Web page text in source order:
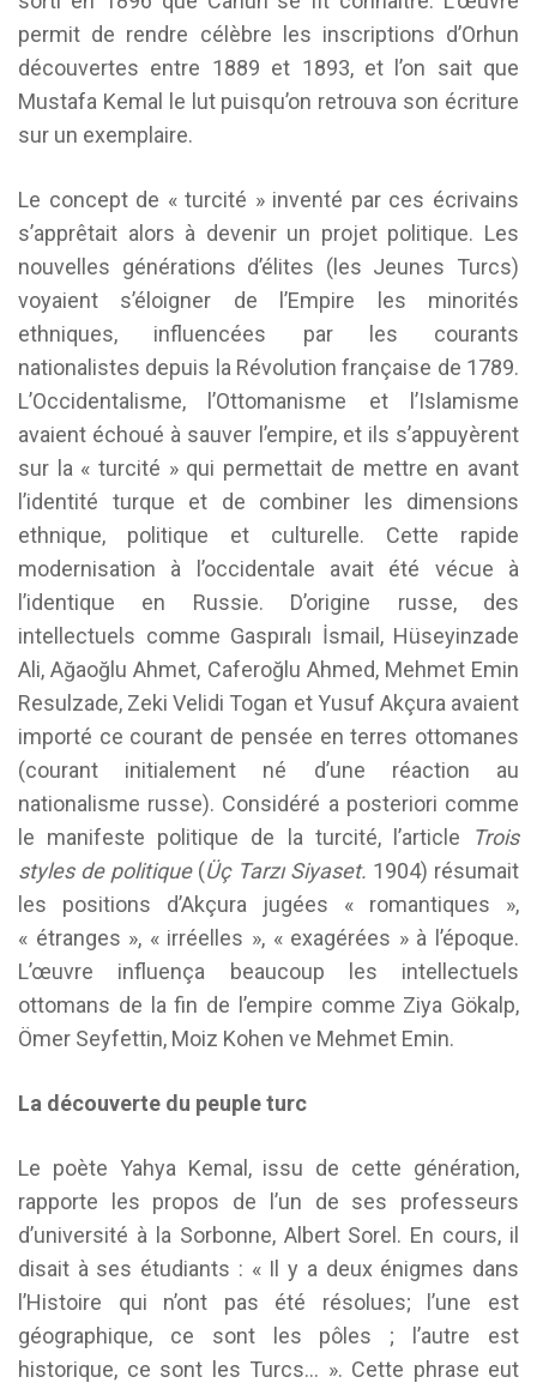
permit de rendre célèbre les inscriptions d’Orhun
découvertes entre 1889 et 1893, et l’on sait que
Mustafa Kemal le lut puisqu’on retrouva son écriture
sur un exemplaire.
Le concept de « turcité » inventé par ces écrivains
s’apprêtait alors à devenir un projet politique. Les
nouvelles générations d’élites (les Jeunes Turcs)
voyaient s’éloigner de l’Empire les minorités
ethniques, influencées par les courants
nationalistes depuis la Révolution française de 1789.
L’Occidentalisme, l’Ottomanisme et l’Islamisme
avaient échoué à sauver l’empire, et ils s’appuyèrent
sur la « turcité » qui permettait de mettre en avant
l’identité turque et de combiner les dimensions
ethnique, politique et culturelle. Cette rapide
modernisation à l’occidentale avait été vécue à
l’identique en Russie. D’origine russe, des
intellectuels comme Gaspıralı İsmail, Hüseyinzade
Ali, Ağaoğlu Ahmet, Caferoğlu Ahmed, Mehmet Emin
Resulzade, Zeki Velidi Togan et Yusuf Akçura avaient
importé ce courant de pensée en terres ottomanes
(courant initialement né d’une réaction au
nationalisme russe). Considéré a posteriori comme
le manifeste politique de la turcité, l’article
Trois
styles de politique (Üç Tarzı Siyaset. 1904) résumait
les positions d’Akçura jugées « romantiques »,
« étranges », « irréelles », « exagérées » à l’époque.
L’œuvre influença beaucoup les intellectuels
ottomans de la fin de l’empire comme Ziya Gökalp,
Ömer Seyfettin, Moiz Kohen ve Mehmet Emin.
La découverte du peuple turc
Le poète Yahya Kemal, issu de cette génération,
rapporte les propos de l’un de ses professeurs
d’université à la Sorbonne, Albert Sorel. En cours, il
disait à ses étudiants : « Il y a deux énigmes dans
l’Histoire qui n’ont pas été résolues; l’une est
géographique, ce sont les pôles ; l’autre est
historique, ce sont les Turcs… ». Cette phrase eut